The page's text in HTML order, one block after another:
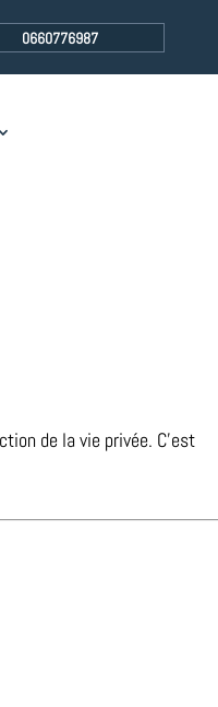
0660776987
de la vie privée. C’est